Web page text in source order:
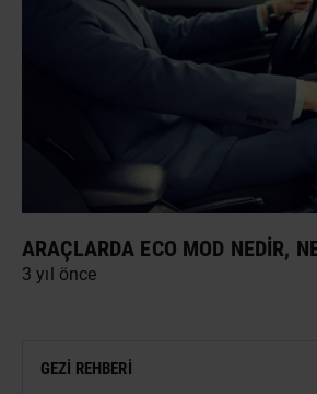
ARAÇLARDA ECO MOD NEDIR,
3 yıl önce
GEZI REHBERI